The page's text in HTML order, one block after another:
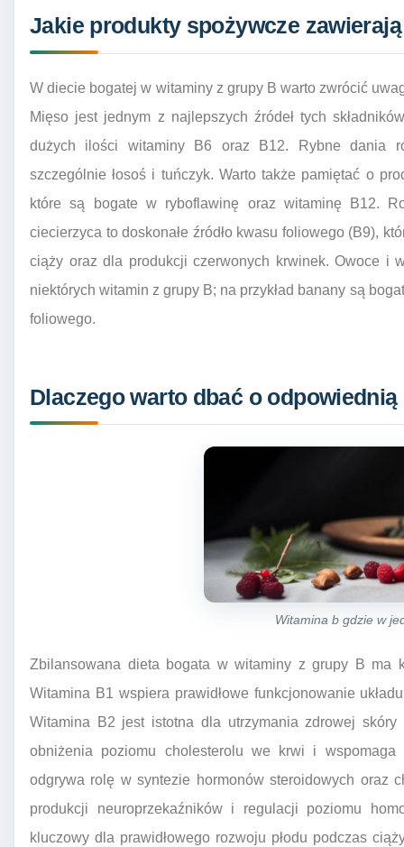
Jakie produkty spożywcze
W diecie bogatej w witaminy z grupy B warto zwrócić
Mięso jest jednym z najlepszych źródeł tych
dużych ilości witaminy B6 oraz B12. Rybne dania
szczególnie łosoś i tuńczyk. Warto także pamiętać o
które są bogate w ryboflawinę oraz witaminę B12.
ciecierzyca to doskonałe źródło kwasu foliowego (B9),
ciąży oraz dla produkcji czerwonych krwinek. Owoce i
niektórych witamin z grupy B; na przykład banany są
foliowego.
Dlaczego warto dbać o
Witamina b gdzie w
Zbilansowana dieta bogata w witaminy z grupy B ma
Witamina B1 wspiera prawidłowe funkcjonowanie
Witamina B2 jest istotna dla utrzymania zdrowej
obniżenia poziomu cholesterolu we krwi i wspomaga
odgrywa rolę w syntezie hormonów steroidowych oraz
produkcji neuroprzekaźników i regulacji poziomu
kluczowy dla prawidłowego rozwoju płodu podczas